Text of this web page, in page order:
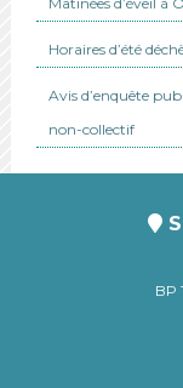
Horaires d’été
Avis d’enquête
non-collectif
BP